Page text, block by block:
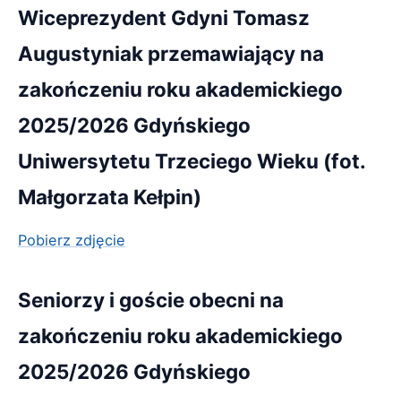
Wiceprezydent Gdyni Tomasz
Augustyniak przemawiający na
zakończeniu roku akademickiego
2025/2026 Gdyńskiego
Uniwersytetu Trzeciego Wieku (fot.
Małgorzata Kełpin)
Pobierz zdjęcie
Seniorzy i goście obecni na
zakończeniu roku akademickiego
2025/2026 Gdyńskiego